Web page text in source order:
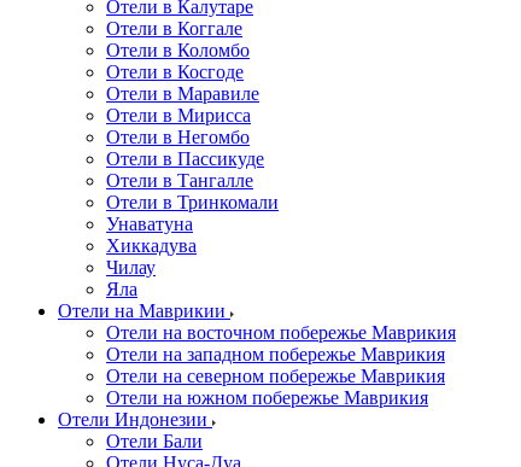
Отели в Калутаре
Отели в Коггале
Отели в Коломбо
Отели в Косгоде
Отели в Маравиле
Отели в Мирисса
Отели в Негомбо
Отели в Пассикуде
Отели в Тангалле
Отели в Тринкомали
Унаватуна
Хиккадува
Чилау
Яла
Отели на Маврикии
Отели на восточном побережье Маврикия
Отели на западном побережье Маврикия
Отели на северном побережье Маврикия
Отели на южном побережье Маврикия
Отели Индонезии
Отели Бали
Отели Нуса-Дуа